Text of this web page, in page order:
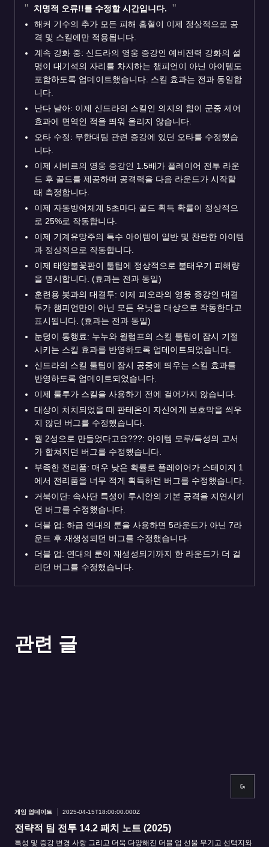
치명적 오류!!를 수정할 시간입니다.
해커 기수의 추가 모든 피해 흡혈이 이제 정상적으로 공
격 및 스킬에만 적용됩니다.
계속 강화 중: 신드라의 영웅 증강인 예비전력 강화의 설
명이 대기석의 자리를 차지하는 챔피언이 아닌 아이템도
포함하도록 업데이트했습니다. 스킬 효과는 전과 동일합
니다.
난다 날아: 이제 신드라의 스킬인 의지의 힘이 군중 제어
효과에 면역인 적을 띄워 올리지 않습니다.
오타 수정: 무한대팀 관련 증강에 있던 오타를 수정했습
니다.
이제 시비르의 영웅 증강인 1.5배가 플레이어 전투 라운
드 후 골드를 제공하며 공격력을 다음 라운드가 시작할
때 측정합니다.
이제 자동방어체계 5초마다 골드 획득 확률이 정상적으
로 25%로 작동합니다.
이제 기계유망주의 특수 아이템이 일반 및 찬란한 아이템
과 정상적으로 작동합니다.
이제 태양불꽃판이 툴팁에 정상적으로 불태우기 피해량
을 명시합니다. (효과는 전과 동일)
훈련용 봇과의 대결투: 이제 피오라의 영웅 증강인 대결
투가 챔피언만이 아닌 모든 유닛을 대상으로 작동한다고
표시됩니다. (효과는 전과 동일)
눈덩이 통행료: 누누와 윌럼프의 스킬 툴팁이 잠시 기절
시키는 스킬 효과를 반영하도록 업데이트되었습니다.
신드라의 스킬 툴팁이 잠시 공중에 띄우는 스킬 효과를
반영하도록 업데이트되었습니다.
이제 룰루가 스킬을 사용하기 전에 걸어가지 않습니다.
대상이 처치되었을 때 판테온이 자신에게 보호막을 씌우
지 않던 버그를 수정했습니다.
뭘 2성으로 만들었다고요???: 아이템 모루/특성의 고서
가 합쳐지던 버그를 수정했습니다.
부족한 전리품: 매우 낮은 확률로 플레이어가 스테이지 1
에서 전리품을 너무 적게 획득하던 버그를 수정했습니다.
거북이단: 속사단 특성이 루시안의 기본 공격을 지연시키
던 버그를 수정했습니다.
더블 업: 하급 연대의 룬을 사용하면 5라운드가 아닌 7라
운드 후 재생성되던 버그를 수정했습니다.
더블 업: 연대의 룬이 재생성되기까지 한 라운드가 더 걸
리던 버그를 수정했습니다.
관련 글
게임 업데이트 2025-04-15T18:00:00.000Z
전략적 팀 전투 14.2 패치 노트 (2025)
특성 및 증강 변경 사항 그리고 더욱 다양해진 더블 업 선물 무기고 선택지와